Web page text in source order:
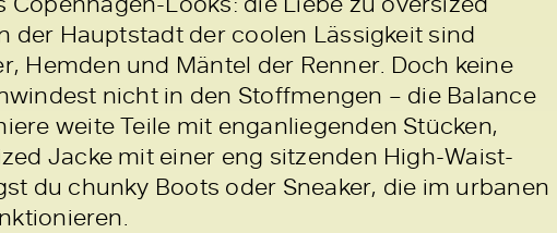
der Hauptstadt der coolen Lässigkeit sind
Hemden und Mäntel der Renner. Doch keine
nicht in den Stoffmengen – die Balance
weite Teile mit enganliegenden Stücken,
Jacke mit einer eng sitzenden High-Waist-
du chunky Boots oder Sneaker, die im urbanen